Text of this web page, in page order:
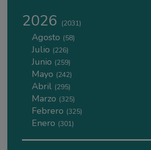
2026 (2031)
Agosto (58)
Julio (226)
Junio (259)
Mayo (242)
Abril (295)
Marzo (325)
Febrero (325)
Enero (301)